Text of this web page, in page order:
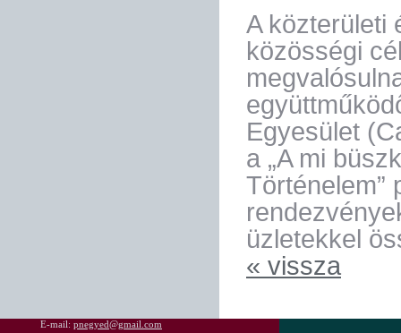
A közterületi
közösségi
Egyesület
a „A mi
Történelem”
üzletekkel
« vissza
E-mail: pnegyed@gmail.com